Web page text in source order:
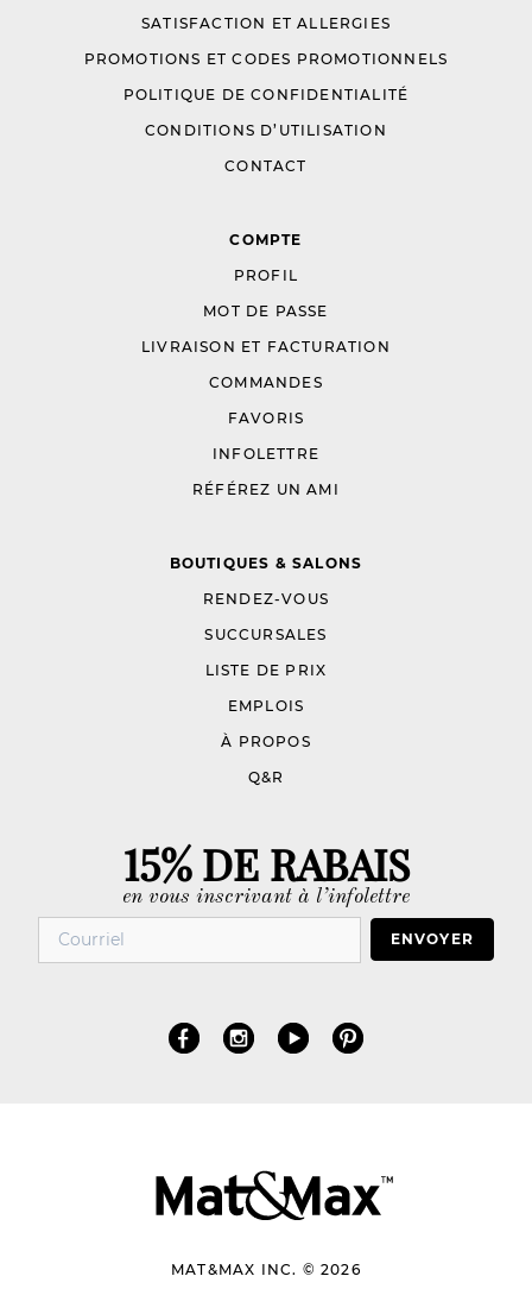
SATISFACTION ET ALLERGIES
PROMOTIONS ET CODES PROMOTIONNELS
POLITIQUE DE CONFIDENTIALITÉ
CONDITIONS D’UTILISATION
CONTACT
COMPTE
PROFIL
MOT DE PASSE
LIVRAISON ET FACTURATION
COMMANDES
FAVORIS
INFOLETTRE
RÉFÉREZ UN AMI
BOUTIQUES & SALONS
RENDEZ-VOUS
SUCCURSALES
LISTE DE PRIX
EMPLOIS
À PROPOS
Q&R
15% DE RABAIS
en vous inscrivant à l’infolettre
ENVOYER
MAT&MAX INC. © 2026